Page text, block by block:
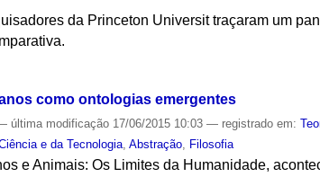
da Princeton Universit traçaram um
como ontologias emergentes
última modificação 17/06/2015 10:03— registrado em:
e da Tecnologia,Abstração, Filosofia
e Animais: Os Limites da Humanidade,